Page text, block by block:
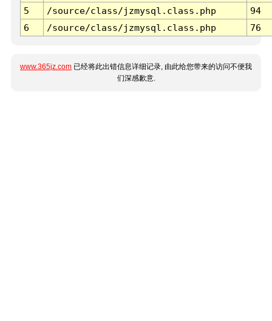
5
/source/class/jzmysql.class.php
94
6
/source/class/jzmysql.class.php 76
www.365jz.com 已经将此出错信息详细记录, 由此给您带来的访问不便我
们深感歉意.